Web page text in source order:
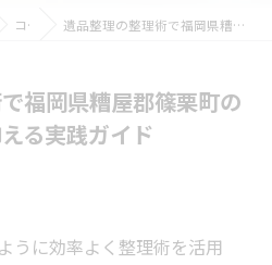
コラム 遺品整理の整理術で福岡県糟屋郡篠栗町の負担を最小限に抑える実践ガイド
福岡県糟屋郡篠栗町の
る実践ガイド
うに効率よく整理術を活用